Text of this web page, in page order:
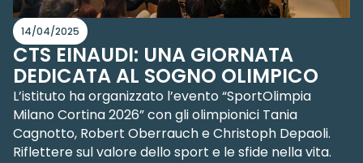
14/04/2025
CTS EINAUDI: UNA GIORNATA
DEDICATA AL SOGNO OLIMPICO
L’istituto ha organizzato l’evento “SportOlimpia
Milano Cortina 2026” con gli olimpionici Tania
Cagnotto, Robert Oberrauch e Christoph Depaoli.
Riflettere sul valore dello sport e le sfide nella vita.